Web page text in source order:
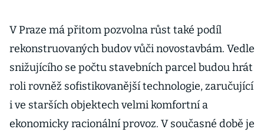
V Praze má přitom pozvolna růst také podíl
rekonstruovaných budov vůči novostavbám. Vedle
snižujícího se počtu stavebních parcel budou hrát
roli rovněž sofistikovanější technologie, zaručující
i ve starších objektech velmi komfortní a
ekonomicky racionální provoz. V současné době je